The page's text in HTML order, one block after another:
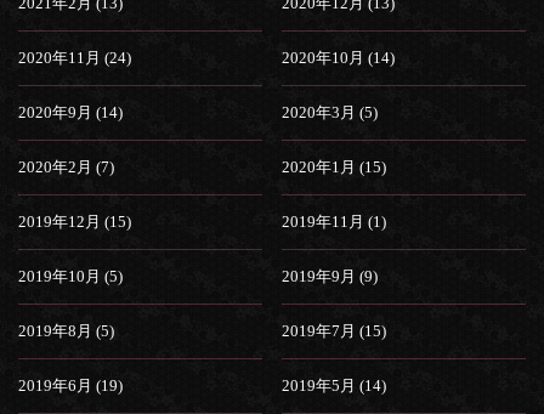
2020年11月 (24) 2020年10月 (14)
2020年9月 (14) 2020年3月 (5)
2020年2月 (7) 2020年1月 (15)
2019年12月 (15) 2019年11月 (1)
2019年10月 (5) 2019年9月 (9)
2019年8月 (5) 2019年7月 (15)
2019年6月 (19) 2019年5月 (14)